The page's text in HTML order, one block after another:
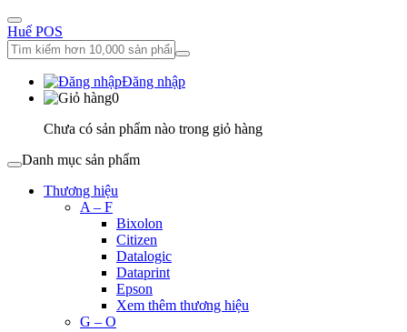
Huế POS
Đăng nhập
0
Chưa có sản phẩm nào trong giỏ hàng
Danh mục sản phẩm
Thương hiệu
A – F
Bixolon
Citizen
Datalogic
Dataprint
Epson
Xem thêm thương hiệu
G – O